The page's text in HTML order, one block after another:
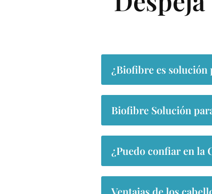
¿Biofibre es solución
Biofibre Solución
¿Puedo confiar en la
Ventajas de los